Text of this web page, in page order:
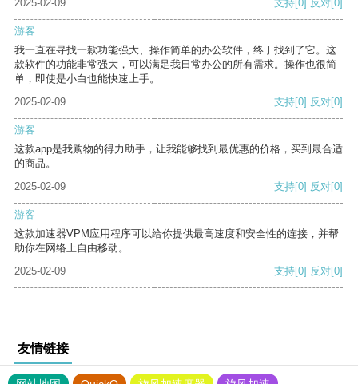
2025-02-09
支持[0] 反对[0]
游客
我一直在寻找一款功能强大、操作简单的办公软件，终于找到了它。这
款软件的功能非常强大，可以满足我日常办公的所有需求。操作也很简
单，即使是小白也能快速上手。
2025-02-09
支持[0] 反对[0]
游客
这款app是我购物的得力助手，让我能够找到最优惠的价格，买到最合适
的商品。
2025-02-09
支持[0] 反对[0]
游客
这款加速器VPM应用程序可以给你提供最高速度和安全性的连接，并帮
助你在网络上自由移动。
2025-02-09
支持[0] 反对[0]
友情链接